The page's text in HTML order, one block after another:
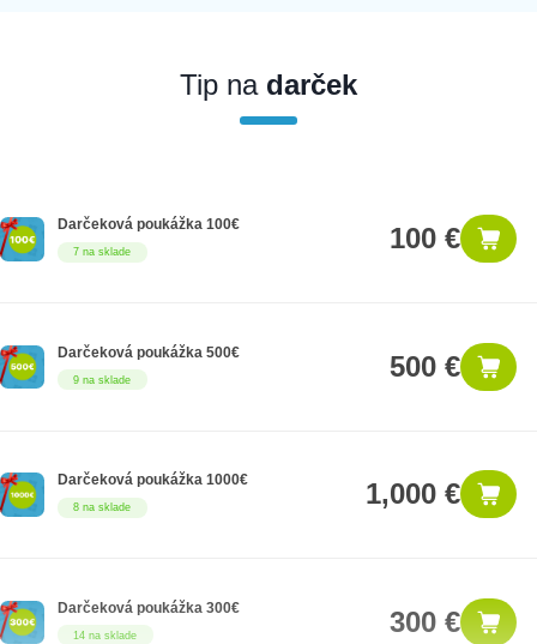
nakupovať ako firemný zákazník, musíte sa pred nákupom
registrovať. Registrácia podlieha overeniu.
Tip nadarček
7 na sklade
Darčeková poukážka 100€ 100 €
9 na sklade
Darčeková poukážka 500€ 500 €
8 na sklade
Darčeková poukážka 1000€ 1,000 €
14 na sklade
Darčeková poukážka 300€ 300 €